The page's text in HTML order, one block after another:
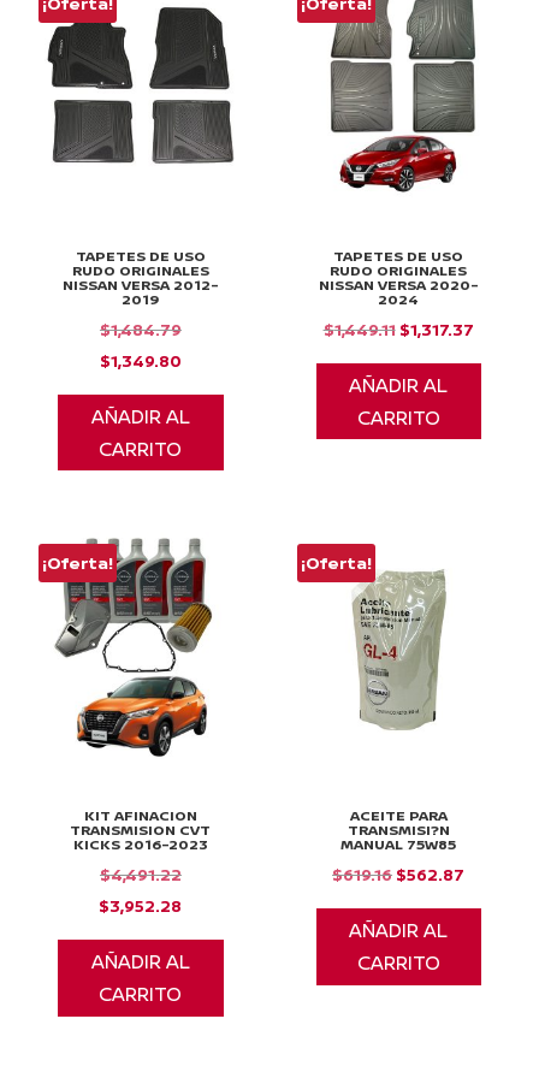
TAPETES DE USO
RUDO ORIGINALES
NISSAN VERSA 2012-
2019
$1,484.79El
precio
original
era:
$1,484.79.
$1,349.80El
precio
actual
es:
AÑADIR AL
CARRITO
TAPETES DE USO
RUDO ORIGINALES
NISSAN VERSA 2020-
2024
$1,449.11 El
precio
original
era:
$1,317.37El
precio
AÑADIR AL
CARRITO
¡Oferta!
KIT AFINACION
TRANSMISION CVT
KICKS 2016-2023
$4,491.22El
precio
original
era:
$4,491.22.
$3,952.28
precio
actual
AÑADIR AL
CARRITO
¡Oferta!
ACEITE PARA
TRANSMISI?N
MANUAL 75W85
$619.16 El
precio
original
era:
$562.87
precio
AÑADIR AL
CARRITO